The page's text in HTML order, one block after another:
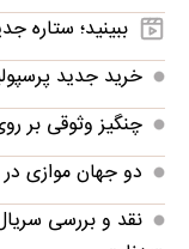
ببینید؛ ستاره
خرید جدید
چنگیز وثوقی بر
دو جهان موازی
نقد و بررسی